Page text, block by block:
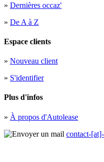
» Dernières occaz'
» De A à Z
Espace clients
» Nouveau client
» S'identifier
Plus d'infos
» À propos d'Autolease
contact-